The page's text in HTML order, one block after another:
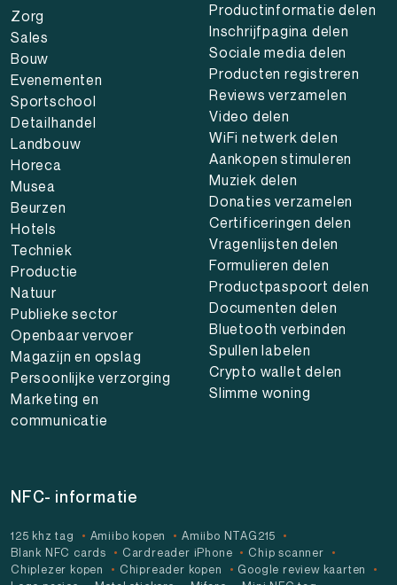
Zorg
Sales
Bouw
Evenementen
Sportschool
Detailhandel
Landbouw
Horeca
Musea
Beurzen
Hotels
Techniek
Productie
Natuur
Publieke sector
Openbaar vervoer
Magazijn en opslag
Persoonlijke verzorging
Marketing en
communicatie
Productinformatie delen
Inschrijfpagina delen
Sociale media delen
Producten registreren
Reviews verzamelen
Video delen
WiFi netwerk delen
Aankopen stimuleren
Muziek delen
Donaties verzamelen
Certificeringen delen
Vragenlijsten delen
Formulieren delen
Productpaspoort delen
Documenten delen
Bluetooth verbinden
Spullen labelen
Crypto wallet delen
Slimme woning
NFC- informatie
125 khz tag Amiibo kopen
Amiibo NTAG215
Blank NFC cards
Cardreader iPhone
Chip scanner
Chiplezer kopen
Chipreader kopen
Google review kaarten